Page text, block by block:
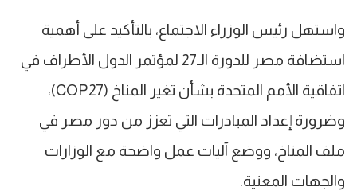
واستهل رئيس الوزراء الاجتماع، بالتأكيد على أهمية
استضافة مصر للدورة الـ27 لمؤتمر الدول الأطراف في
اتفاقية الأمم المتحدة بشأن تغير المناخ (COP27)،
وضرورة إعداد المبادرات التي تعزز من دور مصر في
ملف المناخ، ووضع آليات عمل واضحة مع الوزارات
والجهات المعنية.